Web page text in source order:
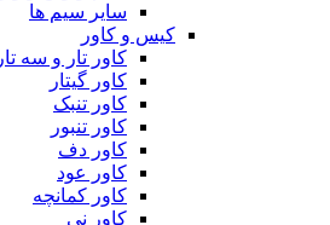
سایر سیم ها
کیس و کاور
کاور تار و سه تار
کاور گیتار
کاور تنبک
کاور تنبور
کاور دف
کاور عود
کاور کمانچه
کاور نی